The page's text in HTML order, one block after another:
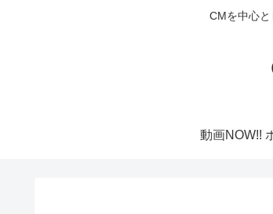
CMを中心
動画NOW!!